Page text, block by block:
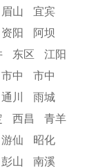
眉山
宜宾
资阳
阿坝
东区
江阳
市中
市中
通川
雨城
西昌
青羊
游仙
昭化
彭山
南溪